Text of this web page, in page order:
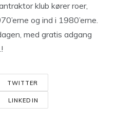
klub kører roer,
og ind i 1980’erne.
med gratis adgang
TWITTER
LINKEDIN